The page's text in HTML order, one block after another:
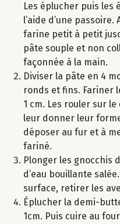
Les éplucher puis les
l’aide d’une
farine petit à petit
pâte souple et non
façonnée à la main.
Diviser la pâte en 4
ronds et fins. Fariner
1 cm. Les rouler sur
leur donner leur
déposer au fur et à
fariné.
Plonger les gnocchis
d’eau bouillante
surface, retirer les
Éplucher la demi-
1cm. Puis cuire au